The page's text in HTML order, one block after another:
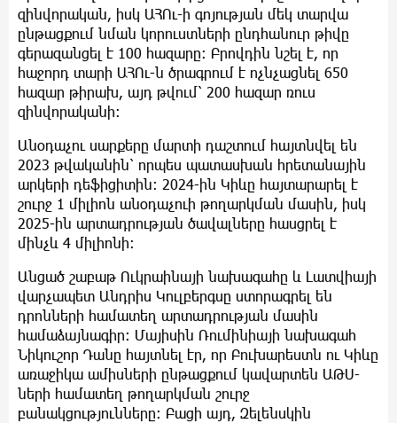
զինվորական, իսկ ԱՀՈւ-ի գոյության մեկ տարվա
ընթացքում նման կորուստների ընդհանուր թիվը
գերազանցել է 100 հազարը։ Բրովդին նշել է, որ
հաջորդ տարի ԱՀՈւ-ն ծրագրում է ոչնչացնել 650
հազար թիրախ, այդ թվում՝ 200 հազար ռուս
զինվորականի։
Անօդաչու սարքերը մարտի դաշտում հայտնվել են
2023 թվականին՝ որպես պատասխան հրետանային
արկերի դեֆիցիտին։ 2024-ին Կիևը հայտարարել է
շուրջ 1 միլիոն անօդաչուի թողարկման մասին, իսկ
2025-ին արտադրության ծավալները հասցրել է
մինչև 4 միլիոնի։
Անցած շաբաթ Ուկրաինայի նախագահը և Լատվիայի
վարչապետ Անդրիս Կուլբերգսը ստորագրել են
դրոնների համատեղ արտադրության մասին
համաձայնագիր։ Մայիսին Ռումինիայի նախագահ
Նիկուշոր Դանը հայտնել էր, որ Բուխարեստն ու Կիևը
առաջիկա ամիսների ընթացքում կավարտեն ԱԹՍ-
ների համատեղ թողարկման շուրջ
բանակցությունները։ Բացի այդ, Զելենսկին